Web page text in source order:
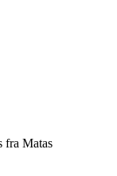
fra Matas